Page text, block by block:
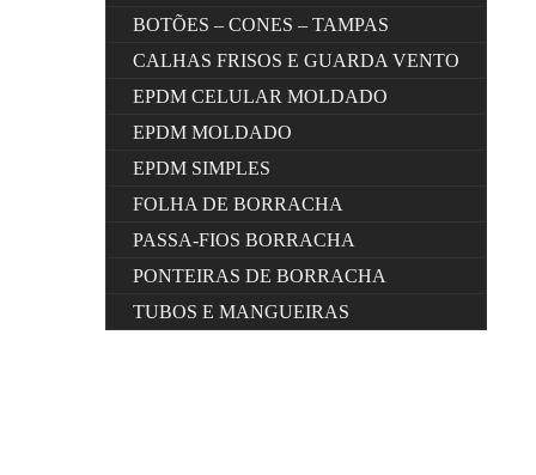
BOTÕES – CONES – TAMPAS
CALHAS FRISOS E GUARDA VENTO
EPDM CELULAR MOLDADO
EPDM MOLDADO
EPDM SIMPLES
FOLHA DE BORRACHA
PASSA-FIOS BORRACHA
PONTEIRAS DE BORRACHA
TUBOS E MANGUEIRAS